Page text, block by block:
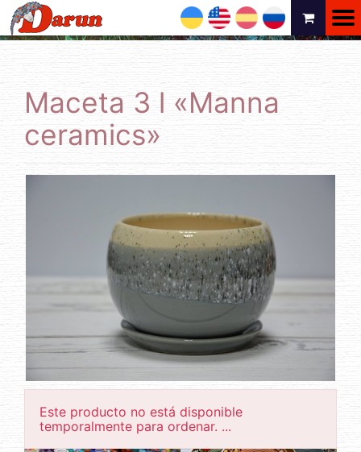
UA EN ES RU
Maceta 3 l «Manna
ceramics»
Este producto no está disponible
temporalmente para ordenar. ...